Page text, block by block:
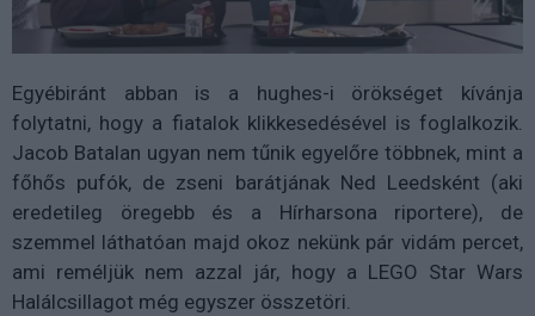
Egyébiránt abban is a hughes-i örökséget kívánja
folytatni, hogy a fiatalok klikkesedésével is foglalkozik.
Jacob Batalan ugyan nem tűnik egyelőre többnek, mint a
főhős pufók, de zseni barátjának Ned Leedsként (aki
eredetileg öregebb és a Hírharsona riportere), de
szemmel láthatóan majd okoz nekünk pár vidám percet,
ami reméljük nem azzal jár, hogy a LEGO Star Wars
Halálcsillagot még egyszer összetöri.